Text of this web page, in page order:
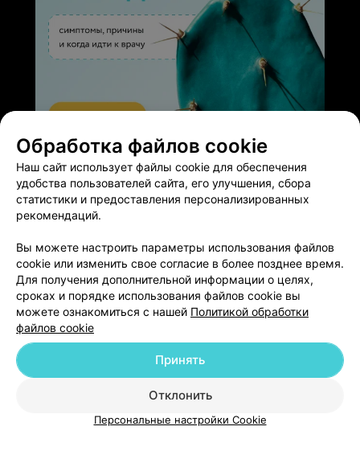
ЭФФЕКТИВНАЯ РЕКЛАМА НА САЙТЕ
Добавить компанию
Добавить специалиста
Новости проекта
Размещение рекламы
Медицинский маркетинг
Публичный договор
Обработка файлов cookie
Наш сайт использует файлы cookie для обеспечения
удобства пользователей сайта, его улучшения, сбора
статистики и предоставления персонализированных
рекомендаций.
Вы можете настроить параметры использования файлов
cookie или изменить свое согласие в более позднее время.
Для получения дополнительной информации о целях,
сроках и порядке использования файлов cookie вы
можете ознакомиться с нашей Политикой обработки
файлов cookie
Отклонить
Принять
Персональные настройки Cookie